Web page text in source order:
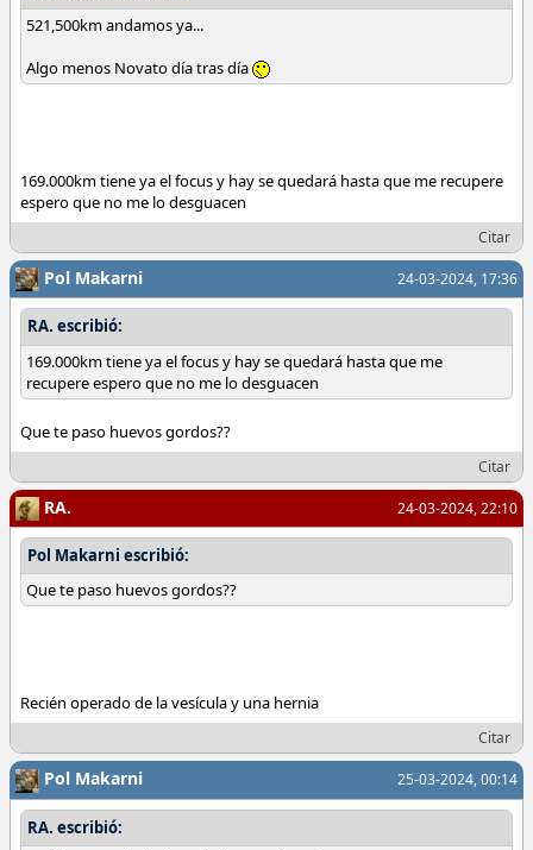
521,500km andamos ya...
Algo menos Novato día tras día
169.000km tiene ya el focus y hay se quedará hasta que me recupere
espero que no me lo desguacen
Citar
24-03-2024, 17:36
Pol Makarni
RA. escribió:
169.000km tiene ya el focus y hay se quedará hasta que me
recupere espero que no me lo desguacen
Que te paso huevos gordos??
Citar
24-03-2024, 22:10
RA.
Pol Makarni escribió:
Que te paso huevos gordos??
Recién operado de la vesícula y una hernia
Citar
25-03-2024, 00:14
Pol Makarni
RA. escribió: